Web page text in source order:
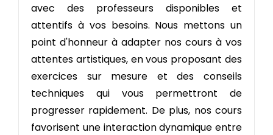
avec des professeurs disponibles et
attentifs à vos besoins. Nous mettons un
point d'honneur à adapter nos cours à vos
attentes artistiques, en vous proposant des
exercices sur mesure et des conseils
techniques qui vous permettront de
progresser rapidement. De plus, nos cours
favorisent une interaction dynamique entre